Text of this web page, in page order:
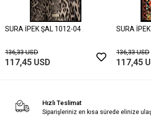
SURA İPEK ŞAL 1012-04
136,33 USD
117,45 USD
SURA
136,33 USD
117,45
Hızlı Teslimat
Siparişleriniz en kısa sürede elinize